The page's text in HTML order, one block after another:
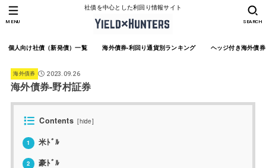
社債を中心とした利回り情報サイト
個人向け社債（新発債）一覧 海外債券-利回り通貨別ランキング ヘッジ付き海外債
SEARCH
MENU
海外債券 2023.09.26
海外債券-野村証券
Contents [hide]
1 米ﾄﾞﾙ
2 豪ﾄﾞﾙ